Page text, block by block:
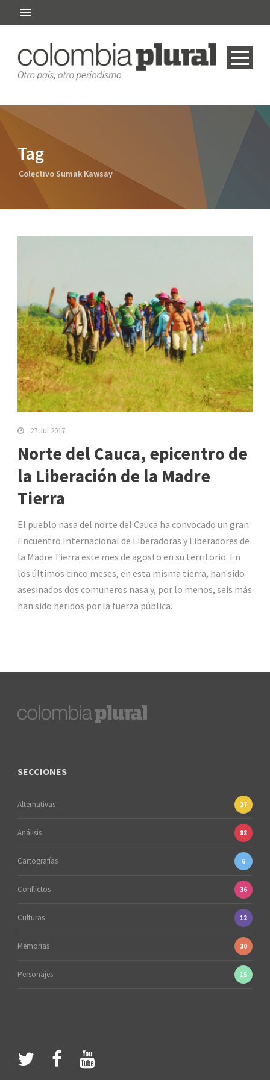
Tag
Colectivo Sumak Kawsay
27 Jul 2017
Norte del Cauca, epicentro de
la Liberación de la Madre
Tierra
El pueblo nasa del norte del Cauca ha convocado un gran
Encuentro Internacional de Liberadoras y Liberadores de
la Madre Tierra este mes de agosto en su territorio. En
los últimos cinco meses, en esta misma tierra, han sido
asesinados dos comuneros nasa y, por lo menos, seis más
han sido heridos por la fuerza pública.
SECCIONES
Alternativas 27
Análisis 88
Cartografías 6
Conflictos 36
Culturas 12
Memorias 30
Personajes 15